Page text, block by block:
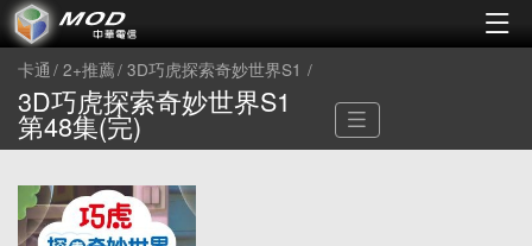
卡通 2+推薦 3D巧虎探索奇妙世界S1
3D巧虎探索奇妙世界S1
第48集(完)